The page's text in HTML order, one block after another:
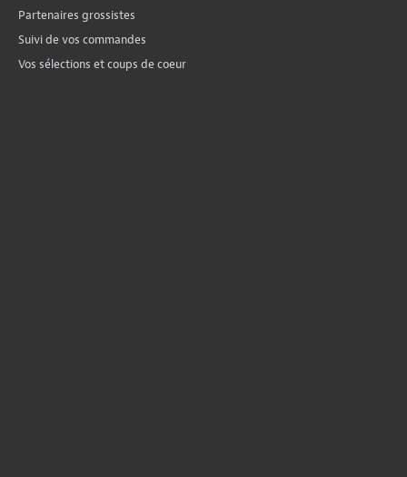
Partenaires grossistes
Suivi de vos commandes
Vos sélections et coups de coeur